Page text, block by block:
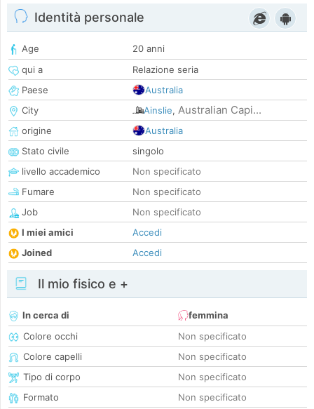
Identità personale
Age
20 anni
qui a
Relazione seria
Paese
Australia
City
Ainslie, Australian Capi...
origine
Australia
Stato civile
singolo
livello accademico
Non specificato
Fumare
Non specificato
Job
Non specificato
I miei amici
Accedi
Joined
Accedi
Il mio fisico e +
In cerca di
femmina
Colore occhi
Non specificato
Colore capelli
Non specificato
Tipo di corpo
Non specificato
Formato
Non specificato